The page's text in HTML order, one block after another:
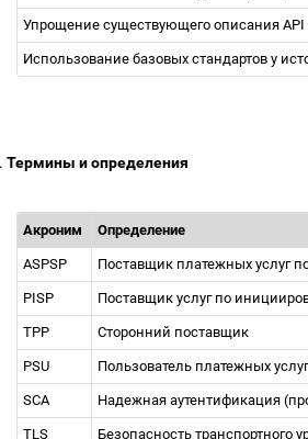
Упрощение существующего описания
Использование базовых стандартов у
Термины и определения
Акроним Определение
ASPSP Поставщик платежных услуг
PISP Поставщик услуг по
TPP Сторонний поставщик
PSU Пользователь платежных
SCA Надежная аутентификация
TLS Безопасность транспортного